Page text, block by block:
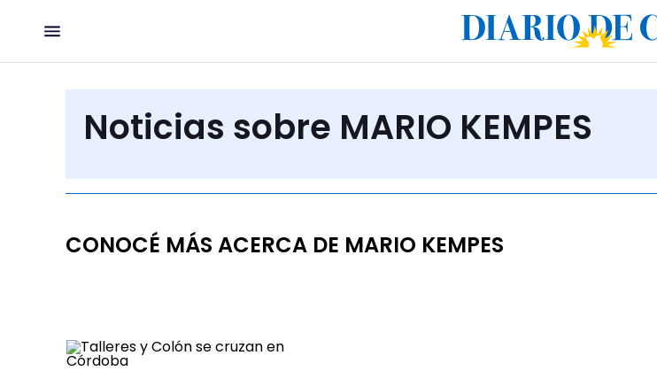
Noticias sobre MARIO KEMPES
CONOCÉ MÁS ACERCA DE MARIO KEMPES